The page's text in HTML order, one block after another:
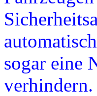
sogar eine
verhindern.